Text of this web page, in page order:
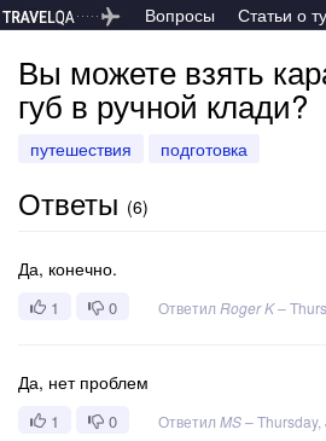
Вопросы Статьи о
Вы можете взять
губ в ручной клади?
путешествия подготовка
Ответы (6)
Да, конечно.
1 0 Ответил Roger K–
Да, нет проблем
1 0 Ответил MS–